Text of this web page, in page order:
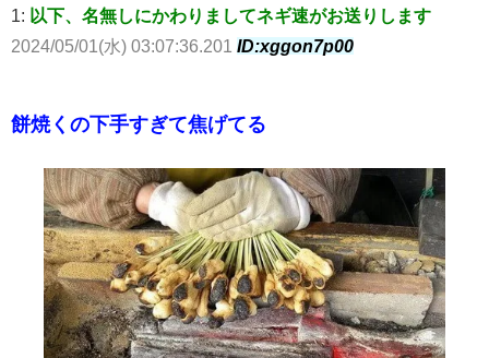
1: 以下、名無しにかわりましてネギ速がお送りします
2024/05/01(水) 03:07:36.201 ID:xggon7p00
餅焼くの下手すぎて焦げてる